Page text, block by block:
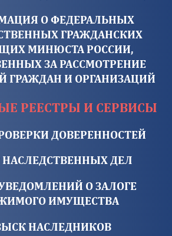
О ФЕДЕРАЛЬНЫХ
ГРАЖДАНСКИХ
МИНЮСТА РОССИИ,
ЗА РАССМОТРЕНИЕ
ГРАЖДАН И ОРГАНИЗАЦИЙ
РЕЕСТРЫ И СЕРВИСЫ
ДОВЕРЕННОСТЕЙ
НАСЛЕДСТВЕННЫХ ДЕЛ
О ЗАЛОГЕ
ИМУЩЕСТВА
НАСЛЕДНИКОВ